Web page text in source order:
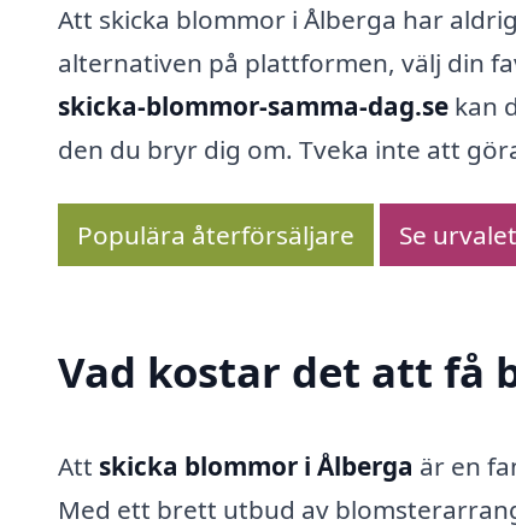
Att skicka blommor i Ålberga har
alternativen på plattformen, välj din
skicka-blommor-samma-dag.se kan
den du bryr dig om. Tveka inte att
Populära återförsäljare Se
Vad kostar det att få
Att skicka blommor i Ålberga är en
Med ett brett utbud av